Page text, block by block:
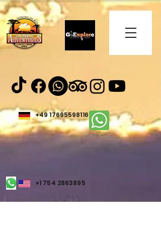
+49 17695598116
+1 754 2863895